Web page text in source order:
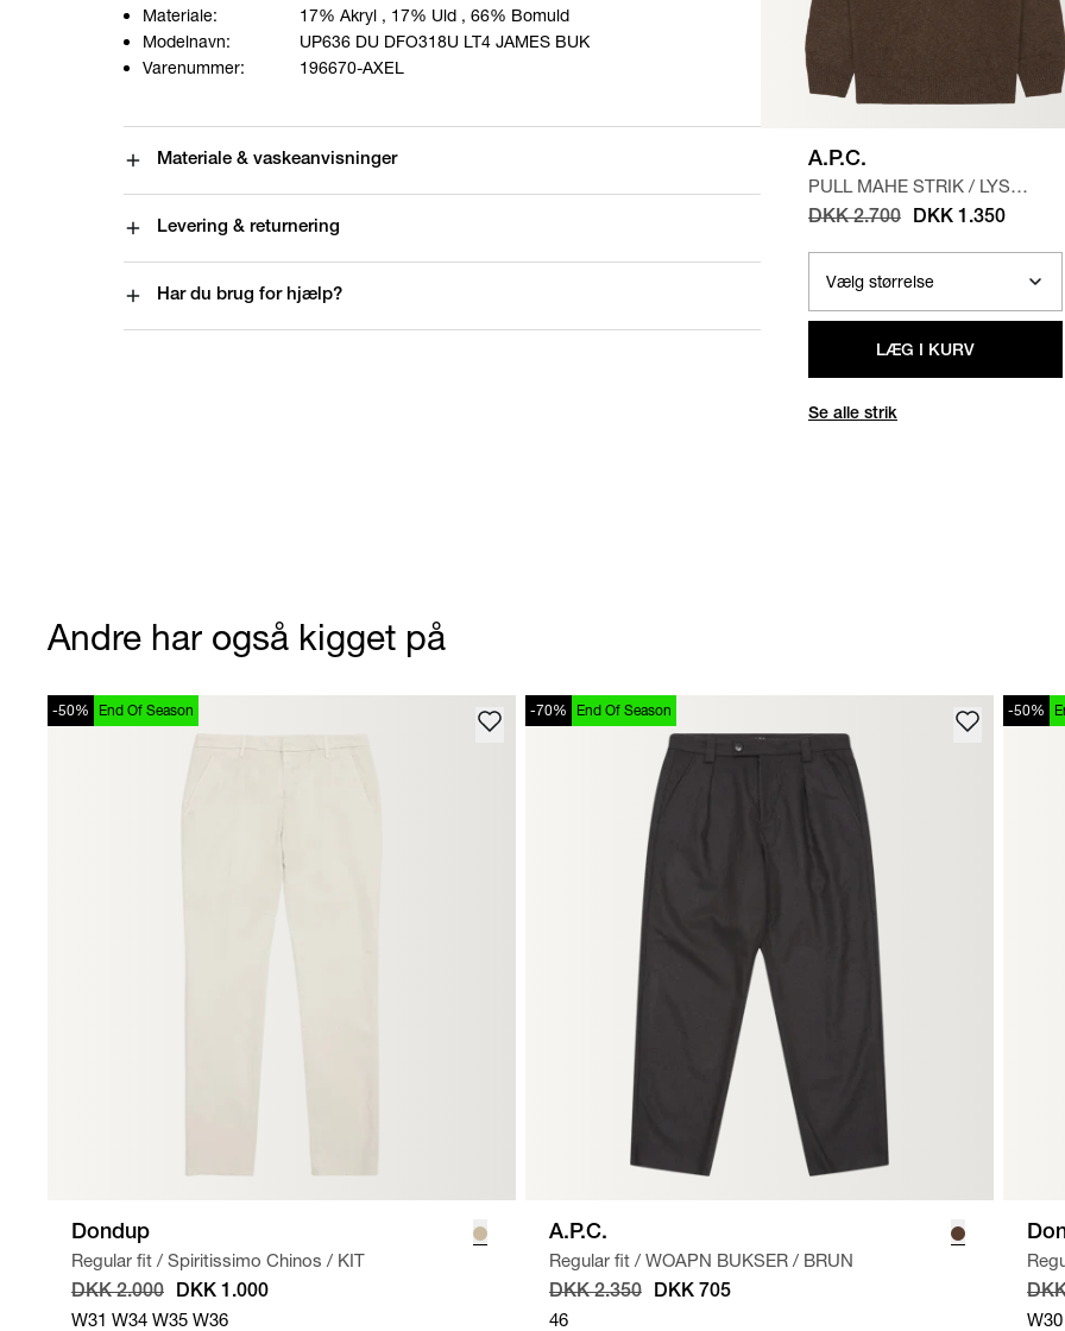
Materiale:
17% Akryl , 17% Uld , 66% Bomuld
Modelnavn:
UP636 DU DFO318U LT4 JAMES BUK
Varenummer:
196670-AXEL
Materiale & vaskeanvisninger
Levering & returnering
Har du brug for hjælp?
A.P.C.
PULL MAHE STRIK / LYS
BRUN
DKK 2.700 DKK 1.350
LÆG I KURV
Se alle strik
Andre har også kigget på
-50% End Of Season
Dondup
Regular fit / Spiritissimo Chinos / KIT
DKK 2.000 DKK 1.000
W31 W34 W35 W36
-70% End Of Season
A.P.C.
Regular fit / WOAPN BUKSER / BRUN
DKK 2.350 DKK 705
46
-50%
W30